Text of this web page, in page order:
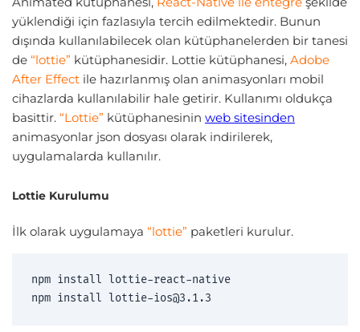
yüklendiği için fazlasıyla tercih edilmektedir. Bunun
dışında kullanılabilecek olan kütüphanelerden bir tanesi
de “lottie” kütüphanesidir. Lottie kütüphanesi, Adobe
After Effect ile hazırlanmış olan animasyonları mobil
cihazlarda kullanılabilir hale getirir. Kullanımı oldukça
basittir. “Lottie” kütüphanesinin web sitesinden
animasyonlar json dosyası olarak indirilerek,
uygulamalarda kullanılır.
Lottie Kurulumu
İlk olarak uygulamaya “lottie” paketleri kurulur.
npm install lottie-react-native
npm install lottie-ios@3.1.3